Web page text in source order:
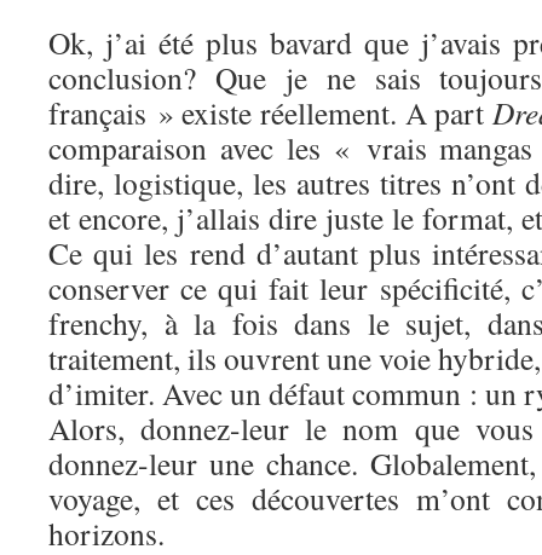
Ok, j’ai été plus bavard que j’avais
conclusion? Que je ne sais
français » existe réellement. A part
comparaison avec les « vrais
dire, logistique, les autres titres n’ont
et encore, j’allais dire juste le format,
Ce qui les rend d’autant plus
conserver ce qui fait leur spécificité,
frenchy, à la fois dans le sujet,
traitement, ils ouvrent une voie
d’imiter. Avec un défaut commun : un
Alors, donnez-leur le nom que
donnez-leur une chance.
voyage, et ces découvertes m’ont
horizons.